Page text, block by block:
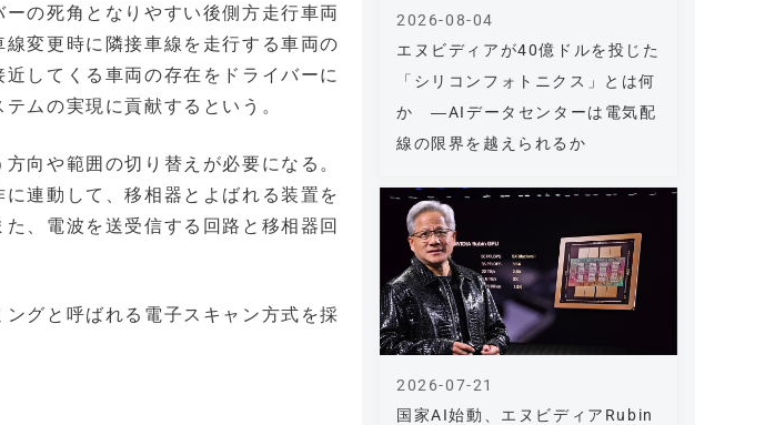
の死角となりやすい後側方走行車両
変更時に隣接車線を走行する車両の
してくる車両の存在をドライバーに
ムの実現に貢献するという。
向や範囲の切り替えが必要になる。
連動して、移相器とよばれる装置を
、電波を送受信する回路と移相器回
グと呼ばれる電子スキャン方式を採
エヌビディアが40億ドルを投じた
「シリコンフォトニクス」とは何
か ―AIデータセンターは電気配
線の限界を越えられるか
2026-08-04
国家AI始動、エヌビディアRubin
2026-07-21